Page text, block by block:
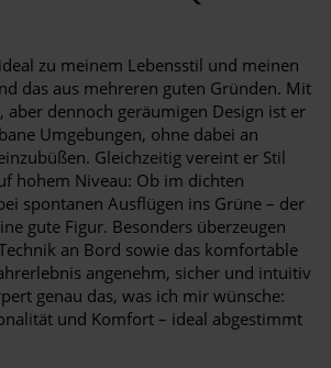
zu meinem Lebensstil und meinen
das aus mehreren guten Gründen. Mit
aber dennoch geräumigen Design ist er
Umgebungen, ohne dabei an
Gleichzeitig vereint er Stil
hohem Niveau: Ob im dichten
spontanen Ausflügen ins Grüne – der
gute Figur. Besonders überzeugen
an Bord sowie das komfortable
angenehm, sicher und intuitiv
genau das, was ich mir wünsche:
und Komfort – ideal abgestimmt